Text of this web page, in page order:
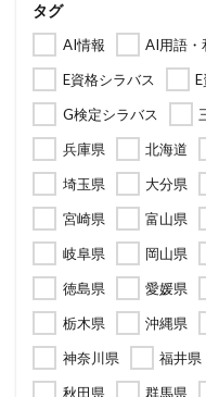
タグ
AI情報 AI用語・
E資格シラバス
G検定シラバス
兵庫県
北海道
埼玉県
大分県
宮崎県
富山県
岐阜県
岡山県
徳島県
愛媛県
栃木県
沖縄県
神奈川県
福井県
秋田県
群馬県